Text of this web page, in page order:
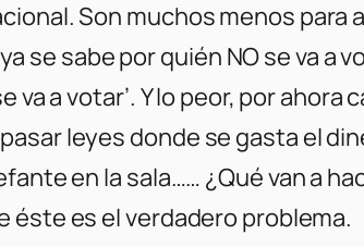
Son muchos menos para
se sabe por quién NO se va a
a votar’. Y lo peor, por
leyes donde se gasta el
en la sala…… ¿Qué van a
éste es el verdadero problema.